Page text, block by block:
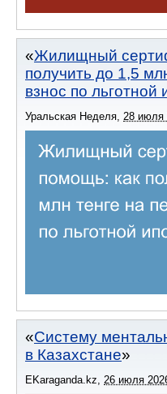
Жилищный
получить до 1,5
взнос по льготной
Уральская Неделя, 28 июля
Систему
в Казахстане
EKaraganda.kz, 26 июля